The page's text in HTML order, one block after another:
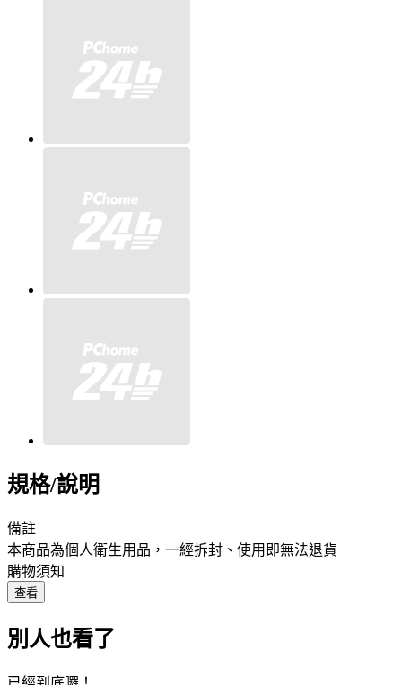
規格/說明
備註
本商品為個人衛生用品，一經拆封、使用即無法退貨
購物須知
查看
別人也看了